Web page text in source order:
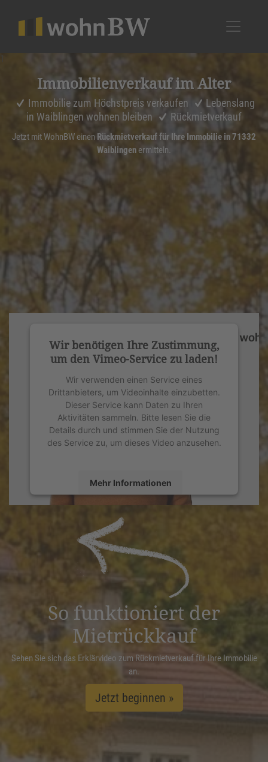
Immobi­li­en­ver­kauf im Alter
Immobilie zum Höchstpreis verkaufen
Lebenslang
in Waiblingen wohnen bleiben
Rückmietverkauf
Jetzt mit WohnBW einen Rückmietverkauf für Ihre Immobilie in 71332
Waiblingen ermitteln.
Wir benötigen Ihre Zustimmung,
um den Vimeo-Service zu laden!
Wir verwenden einen Service eines
Drittanbieters, um Videoinhalte einzubetten.
Dieser Service kann Daten zu Ihren
Aktivitäten sammeln. Bitte lesen Sie die
Details durch und stimmen Sie der Nutzung
des Service zu, um dieses Video anzusehen.
Mehr Informationen
powered by
Management Platform
So funktioniert der
Mietrückkauf
Sehen Sie sich das Erklärvideo zum Rückmietverkauf für Ihre Immobilie
an.
Jetzt beginnen »